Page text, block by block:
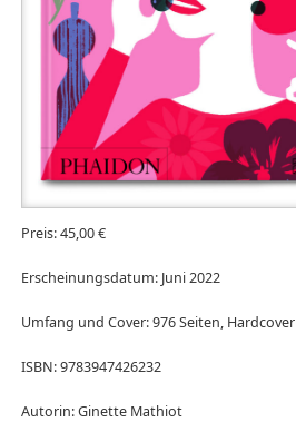
Preis: 45,00 €
Erscheinungsdatum: Juni 2022
Umfang und Cover: 976 Seiten, Hardcover
ISBN: 9783947426232
Autorin: Ginette Mathiot